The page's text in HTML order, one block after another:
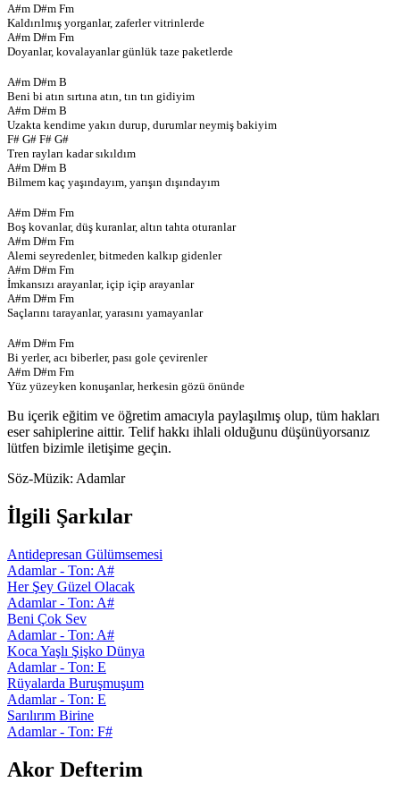
A#m D#m Fm
Kaldırılmış yorganlar, zaferler vitrinlerde
A#m D#m Fm
Doyanlar, kovalayanlar günlük taze paketlerde
A#m D#m B
Beni bi atın sırtına atın, tın tın gidiyim
A#m D#m B
Uzakta kendime yakın durup, durumlar neymiş bakiyim
F# G# F# G#
Tren rayları kadar sıkıldım
A#m D#m B
Bilmem kaç yaşındayım, yarışın dışındayım
A#m D#m Fm
Boş kovanlar, düş kuranlar, altın tahta oturanlar
A#m D#m Fm
Alemi seyredenler, bitmeden kalkıp gidenler
A#m D#m Fm
İmkansızı arayanlar, içip içip arayanlar
A#m D#m Fm
Saçlarını tarayanlar, yarasını yamayanlar
A#m D#m Fm
Bi yerler, acı biberler, pası gole çevirenler
A#m D#m Fm
Yüz yüzeyken konuşanlar, herkesin gözü önünde
Bu içerik eğitim ve öğretim amacıyla paylaşılmış olup, tüm hakları
eser sahiplerine aittir. Telif hakkı ihlali olduğunu düşünüyorsanız
lütfen bizimle iletişime geçin.
Söz-Müzik: Adamlar
İlgili Şarkılar
Antidepresan Gülümsemesi
Adamlar - Ton: A#
Her Şey Güzel Olacak
Adamlar - Ton: A#
Beni Çok Sev
Adamlar - Ton: A#
Koca Yaşlı Şişko Dünya
Adamlar - Ton: E
Rüyalarda Buruşmuşum
Adamlar - Ton: E
Sarılırım Birine
Adamlar - Ton: F#
Akor Defterim